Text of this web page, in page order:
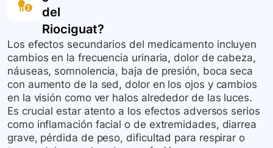
del
Riociguat?
Los efectos secundarios del medicamento incluyen
cambios en la frecuencia urinaria, dolor de cabeza,
náuseas, somnolencia, baja de presión, boca seca
con aumento de la sed, dolor en los ojos y cambios
en la visión como ver halos alrededor de las luces.
Es crucial estar atento a los efectos adversos serios
como inflamación facial o de extremidades, diarrea
grave, pérdida de peso, dificultad para respirar o